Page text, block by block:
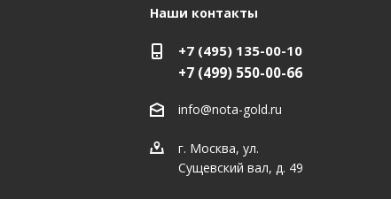
Наши контакты
+7 (495) 135-00-10
+7 (499) 550-00-66
info@nota-gold.ru
г. Москва, ул.
Сущевский вал, д. 49